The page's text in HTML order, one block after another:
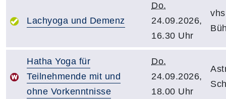
Lachyoga und Demenz
Do.
24.09.2026,
16.30 Uhr
Hatha Yoga für
Teilnehmende mit und
ohne Vorkenntnisse
Do.
24.09.2026,
18.00 Uhr